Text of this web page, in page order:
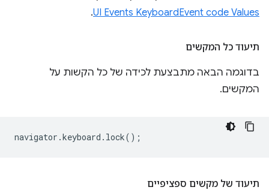
UI Events KeyboardEvent code Values
.
תיעוד כל המקשים
בדוגמה הבאה מתבצעת לכידה של כל הקשות על
המקשים.
navigator .keyboard . lock();
תיעוד של מקשים ספציפיים